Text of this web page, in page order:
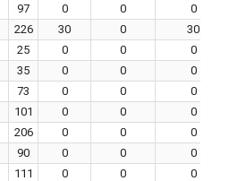
97 0 0
0
226 30 0
30
25 0 0
0
35 0 0
0
73 0 0
0
101 0 0
0
206 0 0
0
90 0 0
0
111 0 0
0